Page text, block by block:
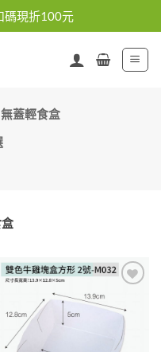
碼現折100元
無蓋輕食盒
望清